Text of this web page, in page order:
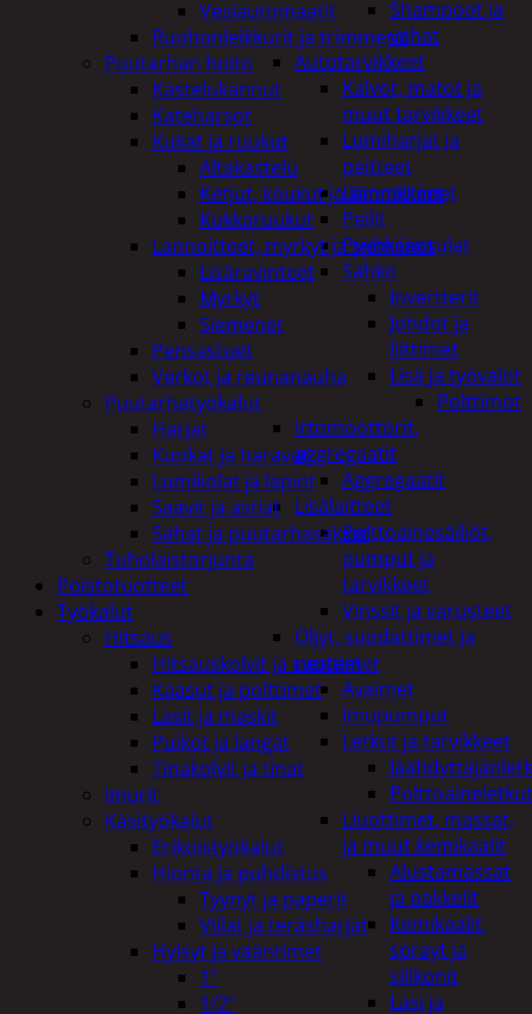
Shampoot ja
vahat
Autotarvikkeet
Kalvot, matot ja
muut tarvikkeet
Lumiharjat ja
peitteet
Lämmittimet
Peilit
Pyyhkijänsulat
Sähkö
Invertterit
Johdot ja
liittimet
Lisä ja työvalot
Polttimot
Irtomoottorit,
aggregaatit
Aggregaatit
Lisälaitteet
Polttoainesäiliöt,
pumput ja
tarvikkeet
Vinssit ja varusteet
Öljyt, suodattimet ja
nesteet
Avaimet
Imupumput
Letkut ja tarvikkeet
Polttoaineletkut
Liuottimet, massat,
ja muut kemikaalit
Alustamassat
ja pakkelit
Kemikaalit,
sprayt ja
silikonit
Lasi ja
Vesiautomaatit
Ruohonleikkurit ja trimmerit
Puutarhan hoito
Kastelukannut
Kateharsot
Kukat ja ruukut
Altakastelu
Ketjut, koukut ja kiinnikkeet
Kukkaruukut
Lannoitteet, myrkyt ja siemenet
Lisäravinteet
Myrkyt
Siemenet
Pensastuet
Verkot ja reunanauha
Puutarhatyökalut
Harjat
Kuokat ja haravat
Lumikolat ja lapiot
Saavit ja astiat
Sahat ja puutarhasakset
Tuholaistorjunta
Poistotuotteet
Työkalut
Hitsaus
Hitsauskolvit ja suuttimet
Kaasut ja polttimet
Lasit ja maskit
Puikot ja langat
Tinakolvit ja tinat
Imurit
Käsityökalut
Erikoistyökalut
Hionta ja puhdistus
Tyynyt ja paperit
Viilat ja teräsharjat
Hylsyt ja vääntimet
1"
1/2"